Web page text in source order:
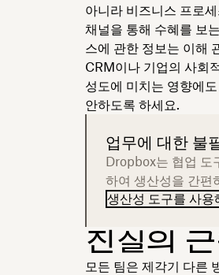
아니라 비즈니스 프로
채널을 통해 수혜를 보
스에 관한 정보는 이해
CRM이나 기업의 사회
성도에 미치는 영향에
안하도록 하세요.
업무에 대한 불
Dropbox는 협업 도
하여 생산성을 간편
생산성 도구를 사용
진실의
모든 팀은 제각기 다른